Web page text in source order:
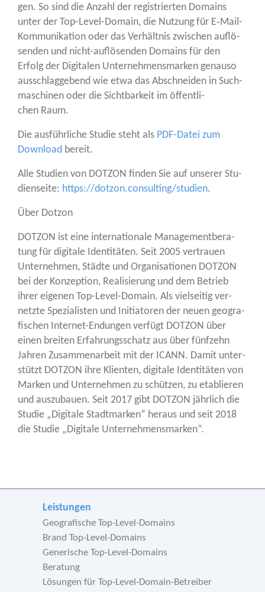
gen. So sind die Anzahl der regis­trier­ten Domains
unter der Top-Level-Domain, die Nut­zung für E‑Mail-
Kom­mu­ni­ka­ti­on oder das Ver­hält­nis zwi­schen auf­lö­
sen­den und nicht-auf­lö­sen­den Domains für den
Erfolg der Digi­ta­len Unter­neh­mens­mar­ken genau­so
aus­schlag­ge­bend wie etwa das Abschnei­den in Such­
ma­schi­nen oder die Sicht­bar­keit im öffent­li­
chen Raum.
Die aus­führ­li­che Stu­die steht als PDF-Datei zum
Down­load bereit.
Alle Stu­di­en von DOTZON fin­den Sie auf unse­rer Stu­
di­en­sei­te: https://dotzon.consulting/studien.
Über Dot­zon
DOTZON ist eine inter­na­tio­na­le Manage­ment­be­ra­
tung für digi­ta­le Iden­ti­tä­ten. Seit 2005 ver­trau­en
Unter­neh­men, Städ­te und Orga­ni­sa­tio­nen DOTZON
bei der Kon­zep­ti­on, Rea­li­sie­rung und dem Betrieb
ihrer eige­nen Top-Level-Domain. Als viel­sei­tig ver­
netz­te Spe­zia­lis­ten und Initia­to­ren der neu­en geo­gra­
fi­schen Inter­net-Endun­gen ver­fügt DOTZON über
einen brei­ten Erfah­rungs­schatz aus über fünf­zehn
Jah­ren Zusam­men­ar­beit mit der ICANN. Damit unter­
stützt DOTZON ihre Kli­en­ten, digi­ta­le Iden­ti­tä­ten von
Mar­ken und Unter­neh­men zu schüt­zen, zu eta­blie­ren
und aus­zu­bau­en. Seit 2017 gibt DOTZON jähr­lich die
Stu­die „Digi­ta­le Stadt­mar­ken“ her­aus und seit 2018
die Stu­die „Digi­ta­le Unternehmensmarken“.
Leistungen
Geografische Top-Level-Domains
Brand Top-Level-Domains
Generische Top-Level-Domains
Beratung
Lösungen für Top-Level-Domain-Betreiber